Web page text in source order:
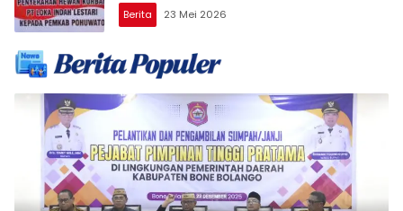
Berita 23 Mei 2026